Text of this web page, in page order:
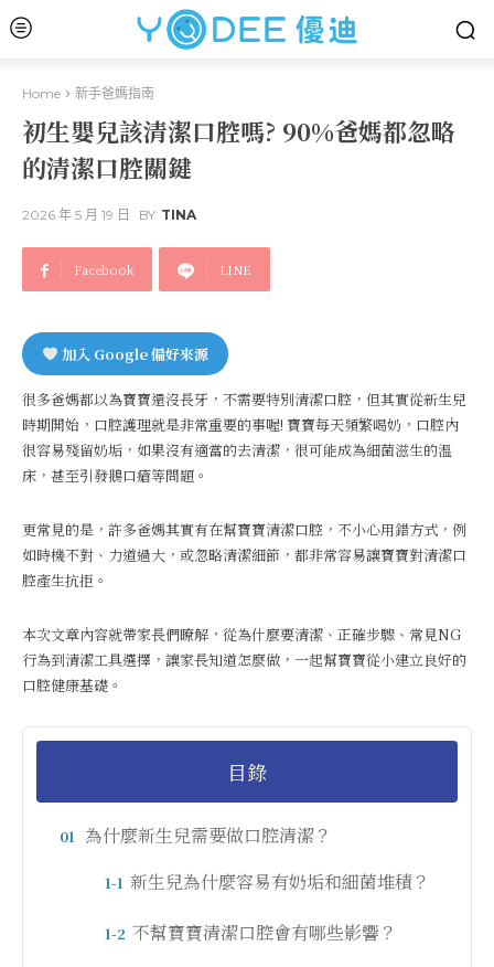
Home 新手爸媽指南
初生嬰兒該清潔口腔嗎? 90%爸媽都忽略
的清潔口腔關鍵
2026 年 5 月 19 日 BY TINA
Facebook LINE
加入 Google 偏好來源
很多爸媽都以為寶寶還沒長牙，不需要特別清潔口腔，但其實從新生兒
時期開始，口腔護理就是非常重要的事喔! 寶寶每天頻繁喝奶，口腔內
很容易殘留奶垢，如果沒有適當的去清潔，很可能成為細菌滋生的溫
床，甚至引發鵝口瘡等問題。
更常見的是，許多爸媽其實有在幫寶寶清潔口腔，不小心用錯方式，例
如時機不對、力道過大，或忽略清潔細節，都非常容易讓寶寶對清潔口
腔產生抗拒。
本次文章內容就帶家長們瞭解，從為什麼要清潔、正確步驟、常見NG
行為到清潔工具選擇，讓家長知道怎麼做，一起幫寶寶從小建立良好的
口腔健康基礎。
目錄
01 為什麼新生兒需要做口腔清潔？
1-1 新生兒為什麼容易有奶垢和細菌堆積？
1-2 不幫寶寶清潔口腔會有哪些影響？